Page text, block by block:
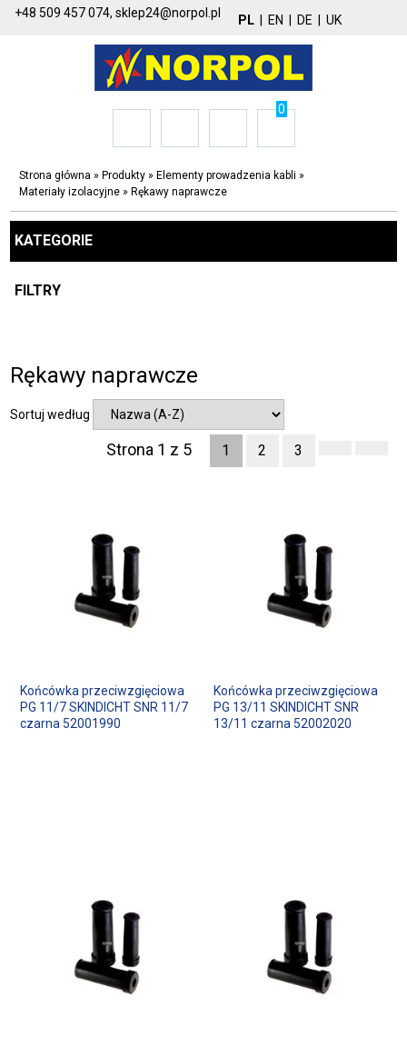
+48 509 457 074,sklep24@norpol.pl PL EN DE UK
0
Strona główna » Produkty » Elementy prowadzenia kabli »
Materiały izolacyjne » Rękawy naprawcze
KATEGORIE
FILTRY
Rękawy naprawcze
Sortuj według
Strona 1 z 5 1 2 3
Końcówka przeciwzgięciowa
PG 11/7 SKINDICHT SNR 11/7
czarna 52001990
Końcówka przeciwzgięciowa
PG 13/11 SKINDICHT SNR
13/11 czarna 52002020